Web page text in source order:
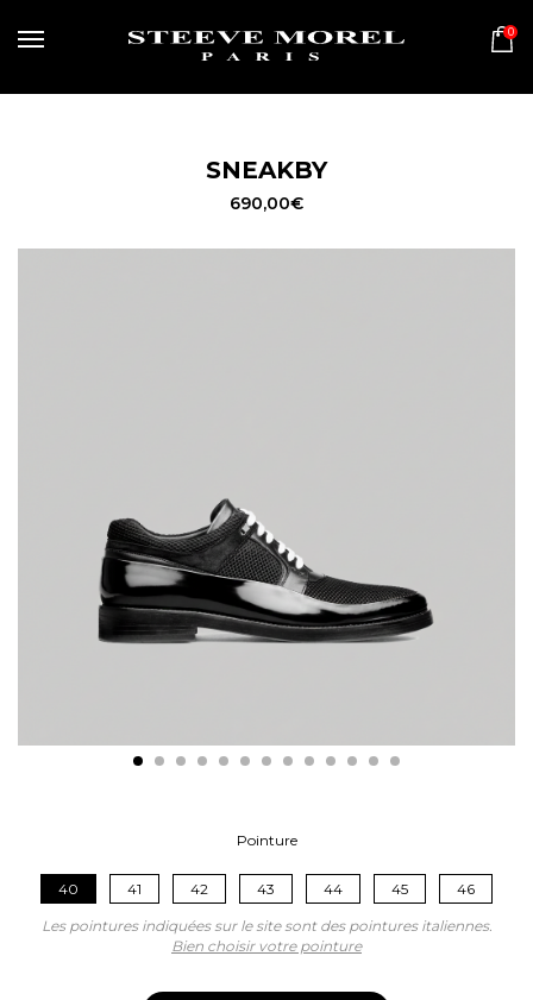
MENU 0
SNEAKBY
690,00€
Pointure
40 41 42 43 44 45 46
Les pointures indiquées sur le site sont des pointures italiennes.
Bien choisir votre pointure